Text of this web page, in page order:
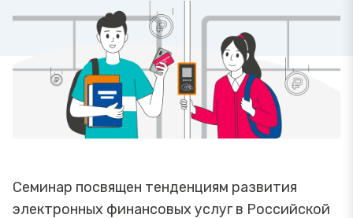
Семинар посвящен тенденциям развития
электронных финансовых услуг в Российской